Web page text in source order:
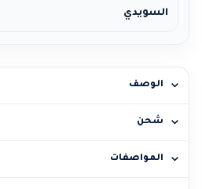
السويدي
الوصف
شحن
المواصفات